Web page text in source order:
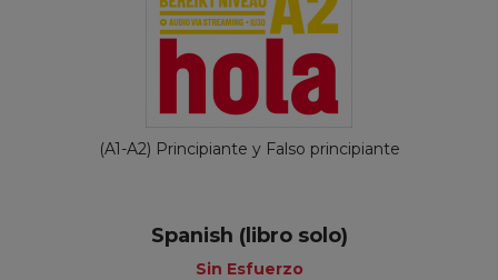
(A1-A2) Principiante y Falso principiante
Spanish (libro solo)
Sin Esfuerzo